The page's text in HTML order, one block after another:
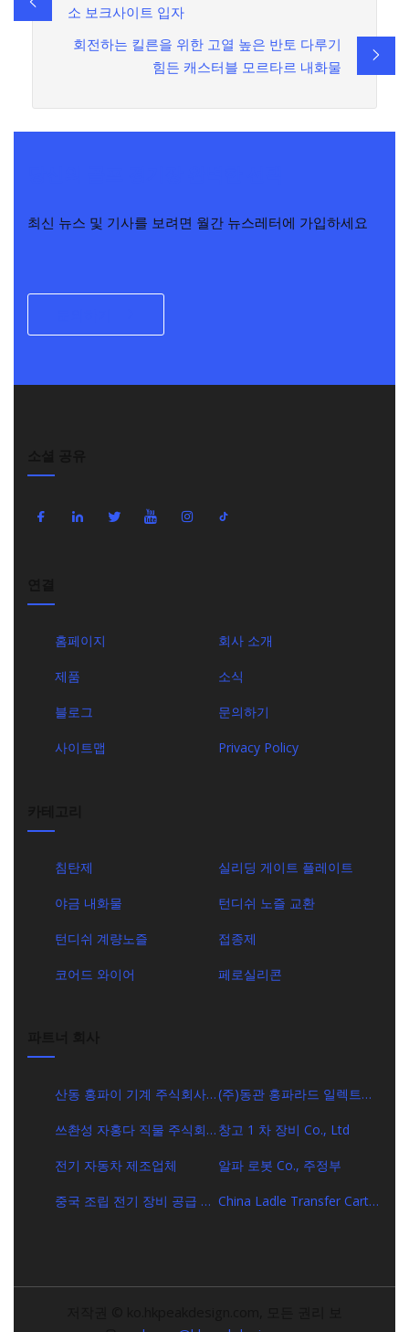
소 보크사이트 입자
회전하는 킬른을 위한 고열 높은 반토 다루기
힘든 캐스터블 모르타르 내화물
최신 뉴스 및 기사를 보려면 월간 뉴스레터에 가입하세요
홈페이지 회사 소개
제품 소식
블로그 문의하기
사이트맵 Privacy Policy
침탄제 실리딩 게이트 플레이트
야금 내화물 턴디쉬 노즐 교환
턴디쉬 계량노즐 접종제
코어드 와이어 페로실리콘
산동 홍파이 기계 주식회사
(주)동관 홍파라드 일렉트로
쓰촨성 자홍다 직물 주식회
창고 1 차 장비 Co., Ltd
전기 자동차 제조업체 알파 로봇 Co., 주정부
중국 조립 전기 장비 공급 업 China Ladle Transfer Cart